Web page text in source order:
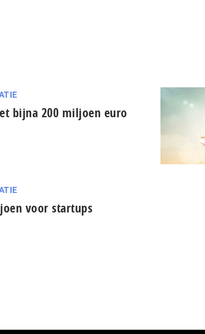
bijna 200 miljoen euro
voor startups